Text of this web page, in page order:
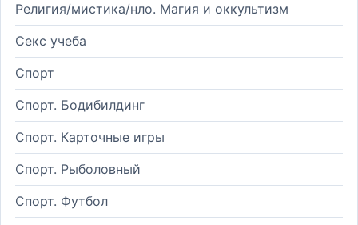
Религия/мистика/нло. Магия и оккультизм
Секс учеба
Спорт
Спорт. Бодибилдинг
Спорт. Карточные игры
Спорт. Рыболовный
Спорт. Футбол